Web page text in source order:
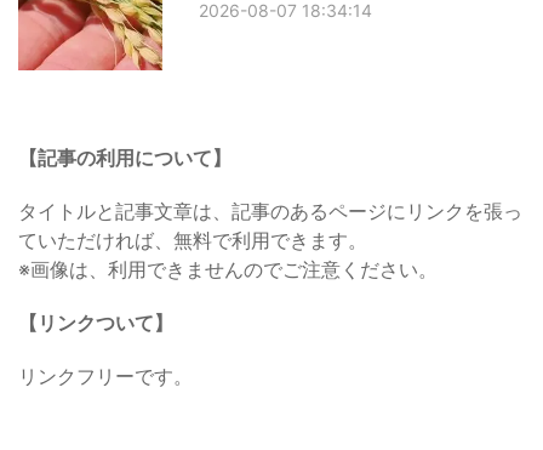
2026-08-07 18:34:14
【記事の利用について】
タイトルと記事文章は、記事のあるページにリンクを張っ
ていただければ、無料で利用できます。
※画像は、利用できませんのでご注意ください。
【リンクついて】
リンクフリーです。